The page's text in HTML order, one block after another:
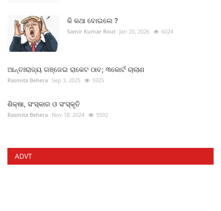
କି କଥା ବୋଇଲେ ?
Samir Kumar Rout Jan 20, 2026 6024
ଆନ୍ତଃରାଜ୍ୟ ଗଞ୍ଜେଇ ରାକେଟ ଠାବ; ୩କୋର୍ଟ ଚାଲାଣ
Rasmita Behera Sep 3, 2025 5925
ଶିକ୍ଷା, ସଂସ୍କାର ଓ ସଂସ୍କୃତି
Rasmita Behera Nov 18, 2024 5592
ADVT